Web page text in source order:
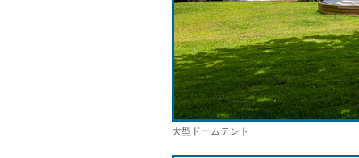
大型ドームテント